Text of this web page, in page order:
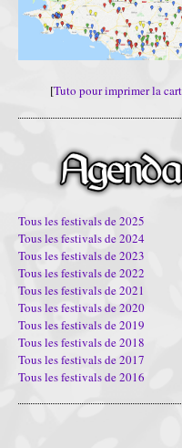
[Tuto pour imprimer la
Tous les festivals de 2025
Tous les festivals de 2024
Tous les festivals de 2023
Tous les festivals de 2022
Tous les festivals de 2021
Tous les festivals de 2020
Tous les festivals de 2019
Tous les festivals de 2018
Tous les festivals de 2017
Tous les festivals de 2016